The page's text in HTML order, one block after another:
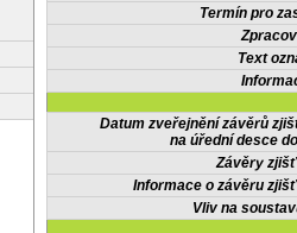
Termín pro
Text
Datum zveřejnění závěrů
na úřední desce
Závěry
Informace o závěru
Vliv na